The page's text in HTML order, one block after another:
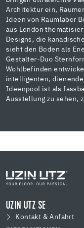
Architektur ein,
Ideen von Raumlabor
aus London
Designs, die
sieht den Boden als
Gestalter-Duo
Wohlbefinden
intelligenten,
Ideenpool ist als
Ausstellung zu sehen,
UZIN UTZ SE
Kontakt & Anfahrt